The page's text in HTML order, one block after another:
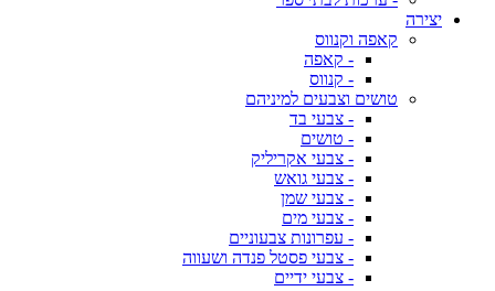
יצירה
קאפה וקנווס
- קאפה
- קנווס
טושים וצבעים למיניהם
- צבעי בד
- טושים
- צבעי אקריליק
- צבעי גואש
- צבעי שמן
- צבעי מים
- עפרונות צבעוניים
- צבעי פסטל פנדה ושעווה
- צבעי ידיים